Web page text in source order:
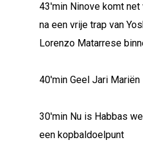
43'min Ninove komt
na een vrije trap van
Lorenzo Matarrese
40'min Geel Jari Mariën
30'min Nu is Habbas
een kopbaldoelpunt